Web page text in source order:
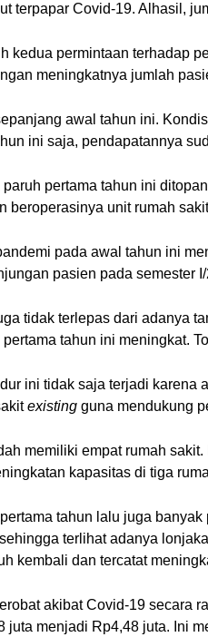
terpapar Covid-19. Alhasil,
kedua permintaan terhadap
meningkatnya jumlah
awal tahun ini.
ini saja, pendapatannya
pertama tahun ini
beroperasinya unit rumah
pada awal tahun ini
pasien pada semester
tidak terlepas dari adanya
tahun ini meningkat.
ini tidak saja terjadi
existing guna mendukung
memiliki empat rumah
kapasitas di tiga
tahun lalu juga
terlihat adanya
kembali dan tercatat
akibat Covid-19 secara
juta menjadi Rp4,48 juta. Ini